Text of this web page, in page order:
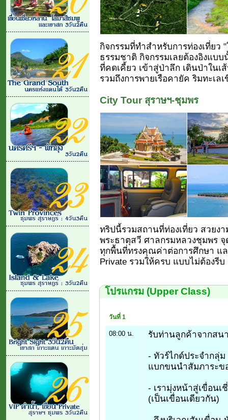
กิจกรรมที่ทำสำหรับการท่องเที่ยว
ธรรมชาติ กิจกรรมเลยต้องอิงแบ
ที่คดเคี้ยว เข้าสู่ป่าลึก เดินป่าใน
รวมถึงการพายเรือคายัค ริมทะเ
City Tour สุราษฯ-ชุมพร
ทริปนี้รวมสถานที่ท่องเที่ยว สวยง
พระธาตุสวี ศาลกรมหลวงชุมพร
ทุกพื้นที่ทรงคุณค่าต่อการศึกษา แ
Private รวมให้ครบ แบบไม่ต้องรีบ
โปรแกรม (Upper Class)
วันที่ 1
08:00 น. รับท่านลูกค้าจากสน
- ทัวร์ไกด์ประจำกลุ่
แบกขนนำสัมภาระข
- เรามุ่งหน้าสู่เขื่อน
(เป็นเขื่อนเดียวกัน)